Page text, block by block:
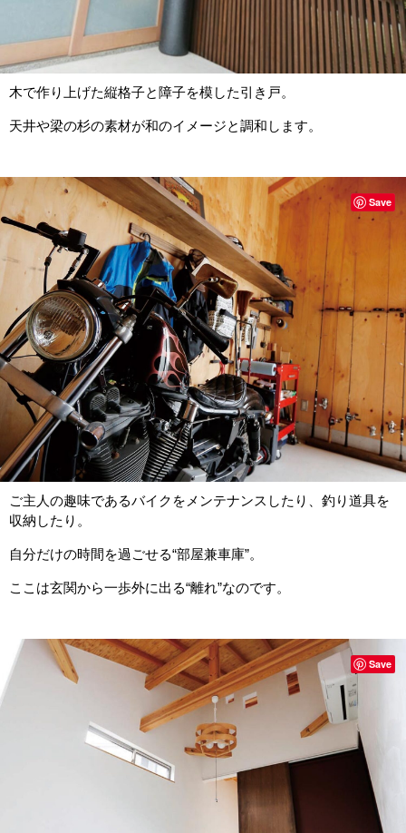
木で作り上げた縦格子と障子を模した引き戸。
天井や梁の杉の素材が和のイメージと調和します。
ご主人の趣味であるバイクをメンテナンスしたり、釣り道具を
収納したり。
自分だけの時間を過ごせる“部屋兼車庫”。
ここは玄関から一歩外に出る“離れ”なのです。
Save
Save